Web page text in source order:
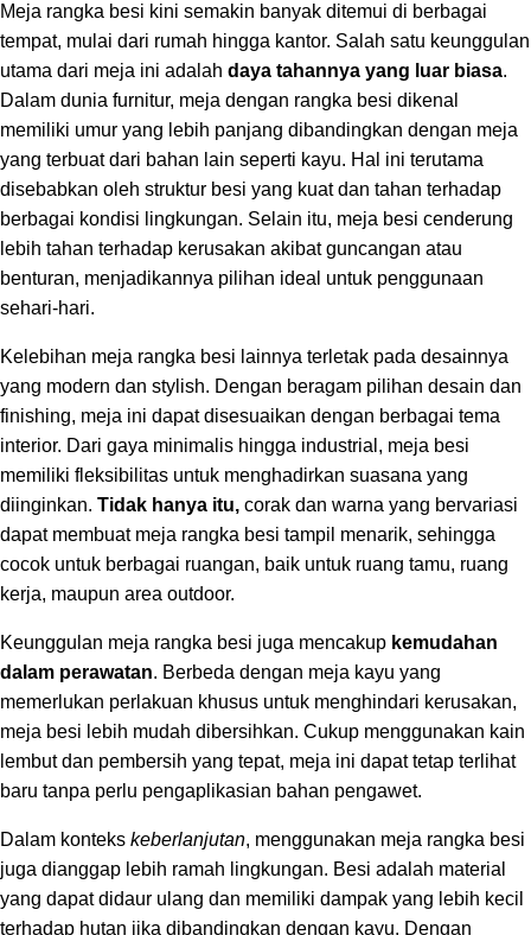
Meja rangka besi kini semakin banyak ditemui di berbagai
tempat, mulai dari rumah hingga kantor. Salah satu keunggulan
utama dari meja ini adalah daya tahannya yang luar biasa.
Dalam dunia furnitur, meja dengan rangka besi dikenal
memiliki umur yang lebih panjang dibandingkan dengan meja
yang terbuat dari bahan lain seperti kayu. Hal ini terutama
disebabkan oleh struktur besi yang kuat dan tahan terhadap
berbagai kondisi lingkungan. Selain itu, meja besi cenderung
lebih tahan terhadap kerusakan akibat guncangan atau
benturan, menjadikannya pilihan ideal untuk penggunaan
sehari-hari.
Kelebihan meja rangka besi lainnya terletak pada desainnya
yang modern dan stylish. Dengan beragam pilihan desain dan
finishing, meja ini dapat disesuaikan dengan berbagai tema
interior. Dari gaya minimalis hingga industrial, meja besi
memiliki fleksibilitas untuk menghadirkan suasana yang
diinginkan. Tidak hanya itu, corak dan warna yang bervariasi
dapat membuat meja rangka besi tampil menarik, sehingga
cocok untuk berbagai ruangan, baik untuk ruang tamu, ruang
kerja, maupun area outdoor.
Keunggulan meja rangka besi juga mencakup kemudahan
dalam perawatan. Berbeda dengan meja kayu yang
memerlukan perlakuan khusus untuk menghindari kerusakan,
meja besi lebih mudah dibersihkan. Cukup menggunakan kain
lembut dan pembersih yang tepat, meja ini dapat tetap terlihat
baru tanpa perlu pengaplikasian bahan pengawet.
Dalam konteks keberlanjutan, menggunakan meja rangka besi
juga dianggap lebih ramah lingkungan. Besi adalah material
yang dapat didaur ulang dan memiliki dampak yang lebih kecil
terhadap hutan jika dibandingkan dengan kayu. Dengan